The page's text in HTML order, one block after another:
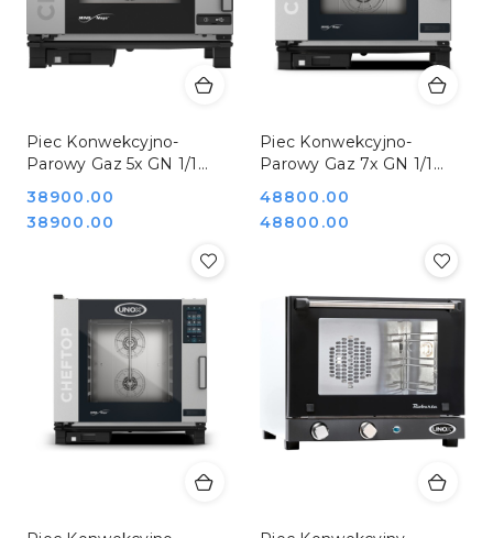
Piec Konwekcyjno-
Parowy Gaz 5x GN 1/1
Cena:
38900.00
Cena:
38900.00
Piec Konwekcyjno-
Parowy Gaz 7x GN 1/1
Cena:
48800.00
Cena:
48800.00